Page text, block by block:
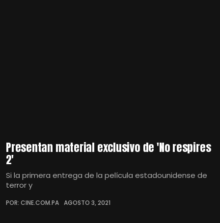
Presentan material exclusivo de 'No respires
2'
Si la primera entrega de la película estadounidense de
terror y
POR: CINE.COM.PA AGOSTO 3, 2021